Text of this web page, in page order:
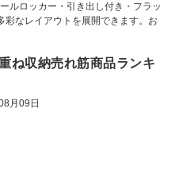
ルロッカー・引き出し付き・フラッ
彩なレイアウトを展開できます。お
ね収納売れ筋商品ランキ
月09日